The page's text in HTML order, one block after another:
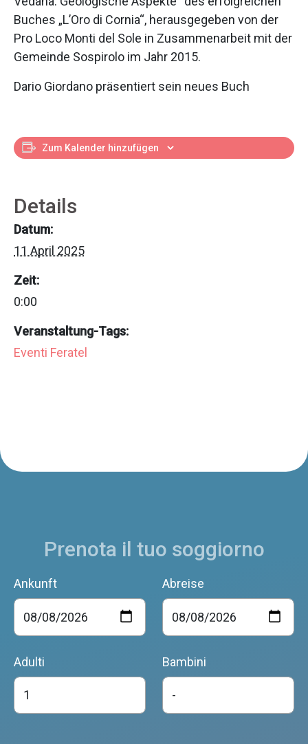
Buches „L’Oro di Cornia“, herausgegeben von der
Pro Loco Monti del Sole in Zusammenarbeit mit der
Gemeinde Sospirolo im Jahr 2015.
Dario Giordano präsentiert sein neues Buch
Zum Kalender hinzufügen
Details
Datum:
11 April 2025
Zeit:
0:00
Veranstaltung-Tags:
Eventi Feratel
Prenota il tuo soggiorno
Ankunft Abreise
Adulti Bambini